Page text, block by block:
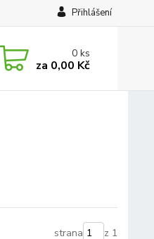
Přihlášení
0ks
za 0,00 Kč
strana z 1